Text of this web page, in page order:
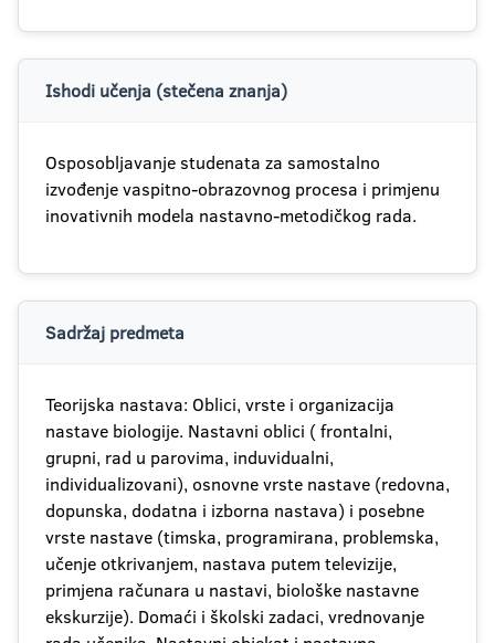
Ishodi učenja (stečena znanja)
Osposobljavanje studenata za samostalno
izvođenje vaspitno-obrazovnog procesa i primjenu
inovativnih modela nastavno-metodičkog rada.
Sadržaj predmeta
Teorijska nastava: Oblici, vrste i organizacija
nastave biologije. Nastavni oblici ( frontalni,
grupni, rad u parovima, induvidualni,
individualizovani), osnovne vrste nastave (redovna,
dopunska, dodatna i izborna nastava) i posebne
vrste nastave (timska, programirana, problemska,
učenje otkrivanjem, nastava putem televizije,
primjena računara u nastavi, biološke nastavne
ekskurzije). Domaći i školski zadaci, vrednovanje